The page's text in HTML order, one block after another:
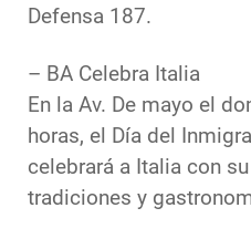
Defensa 187.
– BA Celebra Italia
En la Av. De mayo el
horas, el Día del
celebrará a Italia con
tradiciones y